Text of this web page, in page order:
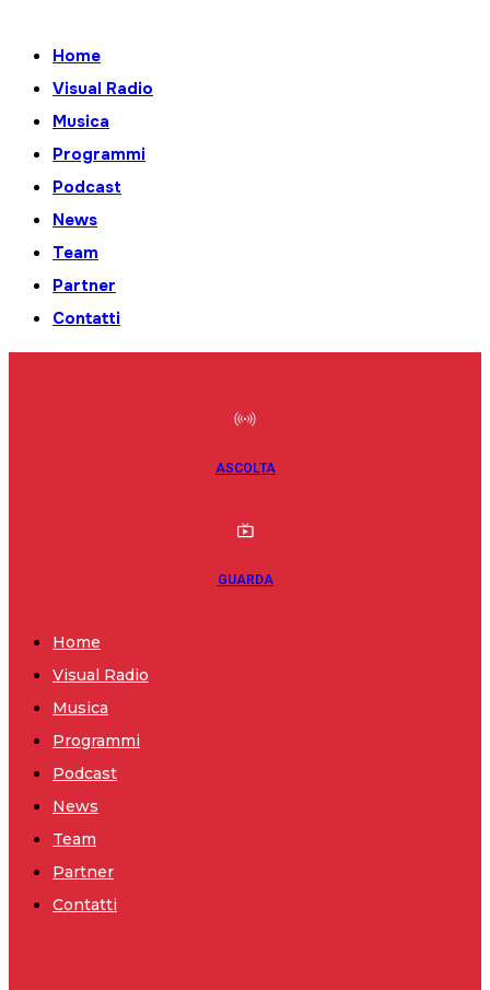
Home
Visual Radio
Musica
Programmi
Podcast
News
Team
Partner
Contatti
ASCOLTA
GUARDA
Home
Visual Radio
Musica
Programmi
Podcast
News
Team
Partner
Contatti